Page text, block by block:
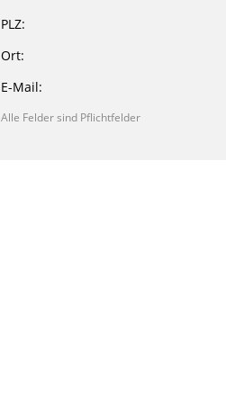
PLZ:
Ort:
E-Mail:
Alle Felder sind Pflichtfelder